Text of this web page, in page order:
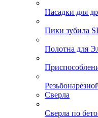
Насадки для
Пики зубила
Полотна для
Сверла
Сверла по